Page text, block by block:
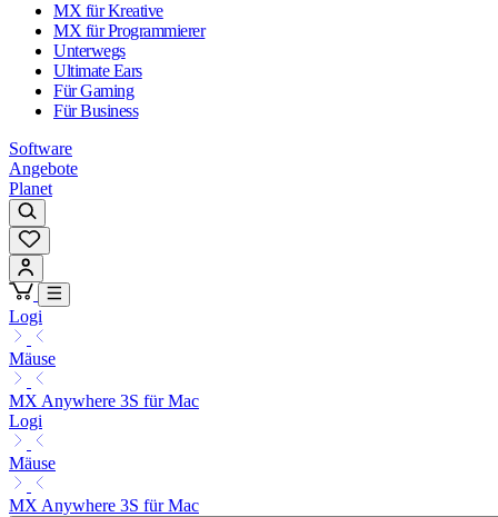
MX für Kreative
MX für Programmierer
Unterwegs
Ultimate Ears
Für Gaming
Für Business
Software
Angebote
Planet
Logi
Mäuse
MX Anywhere 3S für Mac
Logi
Mäuse
MX Anywhere 3S für Mac